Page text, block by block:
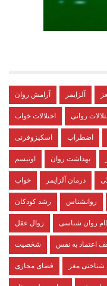
آرامش روان آلزایمر
اختلالات خواب روانی
اسکیزوفرنی اضطراب
اوتیسم بهداشت روان
خواب درمان آلزایمر
رشد کودکان روانشناس
زوال عقل روان شناسی
شخصیت اعتماد به نفس
فضای مجازی شناختی مغز